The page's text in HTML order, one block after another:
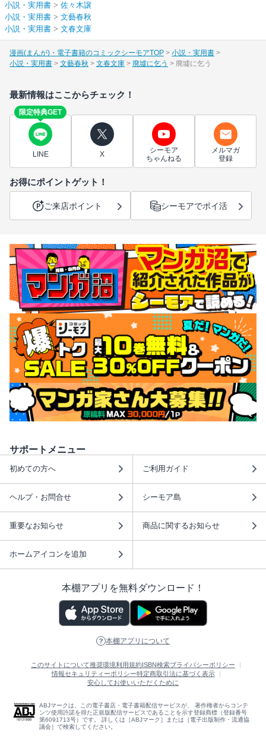
小説・実用書 > 佐々木譲
小説・実用書 > 文藝春秋
小説・実用書 > 文春文庫
漫画(まんが)・電子書籍のコミックシーモアTOP
小説・実用書
小説・実用書
文藝春秋 文春文庫 廃墟に乞う 廃墟に乞う
最新情報はここからチェック！
限定特典GET
LINE X
シーモア
ちゃんねる
メルマガ
登録
お得にポイントゲット！
ご来店ポイント シーモアでポイ活
サポートメニュー
初めての方へ ご利用ガイド
ヘルプ・お問合せ シーモア島
重要なお知らせ 商品に関するお知らせ
ホームアイコンを追加
本棚アプリを無料ダウンロード！
本棚アプリについて
このサイトについて推奨環境利用規約 ISBN検索プライバシーポリシー
情報セキュリティーポリシー特定商取引法に基づく表示
安心してお使いいただくために
ABJマークは、この電子書店・電子書籍配信サービスが、 著作権者からコンテ
ンツ使用許諾を得た正規版配信サービスであることを示す登録商標（登録番号
第6091713号）です。 詳しくは［ABJマーク］または［電子出版制作・流通協
議会］で検索してください。